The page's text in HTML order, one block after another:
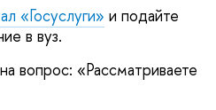
«Госуслуги» и подайте
в вуз.
вопрос: «Рассматриваете